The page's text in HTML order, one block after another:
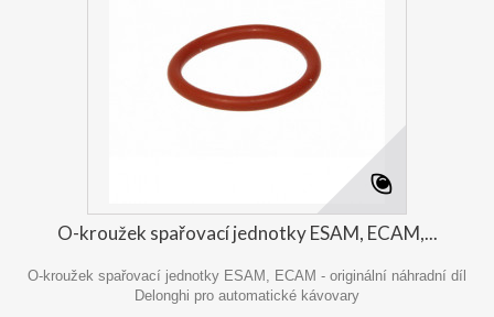
O-kroužek spařovací jednotky ESAM, ECAM,...
O-kroužek spařovací jednotky ESAM, ECAM - originální náhradní díl
Delonghi pro automatické kávovary